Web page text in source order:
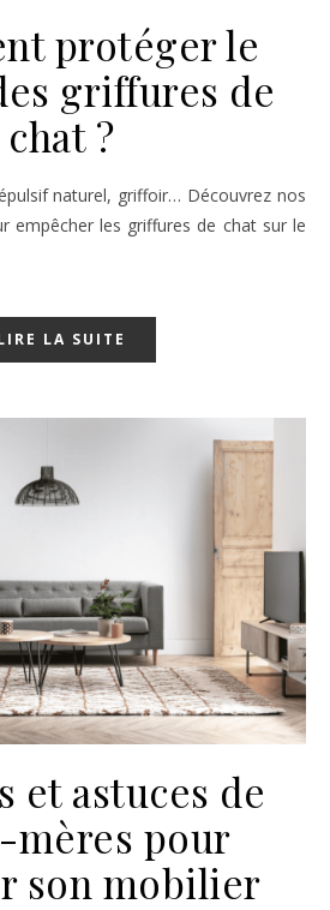
protéger le
griffures de
chat ?
empêcher les griffures de chat sur le
LA SUITE
et astuces de
mères pour
son mobilier